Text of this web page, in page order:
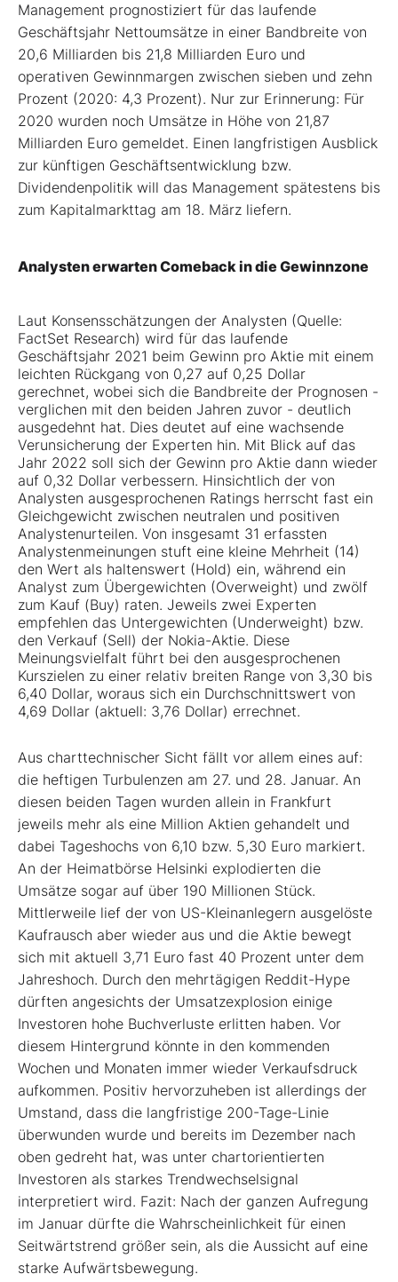
Management prognostiziert für das laufende
Geschäftsjahr Nettoumsätze in einer Bandbreite von
20,6 Milliarden bis 21,8 Milliarden Euro und
operativen Gewinnmargen zwischen sieben und zehn
Prozent (2020: 4,3 Prozent). Nur zur Erinnerung: Für
2020 wurden noch Umsätze in Höhe von 21,87
Milliarden Euro gemeldet. Einen langfristigen Ausblick
zur künftigen Geschäftsentwicklung bzw.
Dividendenpolitik will das Management spätestens bis
zum Kapitalmarkttag am 18. März liefern.
Analysten erwarten Comeback in die Gewinnzone
Laut Konsensschätzungen der Analysten (Quelle:
FactSet Research) wird für das laufende
Geschäftsjahr 2021 beim Gewinn pro Aktie mit einem
leichten Rückgang von 0,27 auf 0,25 Dollar
gerechnet, wobei sich die Bandbreite der Prognosen -
verglichen mit den beiden Jahren zuvor - deutlich
ausgedehnt hat. Dies deutet auf eine wachsende
Verunsicherung der Experten hin. Mit Blick auf das
Jahr 2022 soll sich der Gewinn pro Aktie dann wieder
auf 0,32 Dollar verbessern. Hinsichtlich der von
Analysten ausgesprochenen Ratings herrscht fast ein
Gleichgewicht zwischen neutralen und positiven
Analystenurteilen. Von insgesamt 31 erfassten
Analystenmeinungen stuft eine kleine Mehrheit (14)
den Wert als haltenswert (Hold) ein, während ein
Analyst zum Übergewichten (Overweight) und zwölf
zum Kauf (Buy) raten. Jeweils zwei Experten
empfehlen das Untergewichten (Underweight) bzw.
den Verkauf (Sell) der Nokia-Aktie. Diese
Meinungsvielfalt führt bei den ausgesprochenen
Kurszielen zu einer relativ breiten Range von 3,30 bis
6,40 Dollar, woraus sich ein Durchschnittswert von
4,69 Dollar (aktuell: 3,76 Dollar) errechnet.
Aus charttechnischer Sicht fällt vor allem eines auf:
die heftigen Turbulenzen am 27. und 28. Januar. An
diesen beiden Tagen wurden allein in Frankfurt
jeweils mehr als eine Million Aktien gehandelt und
dabei Tageshochs von 6,10 bzw. 5,30 Euro markiert.
An der Heimatbörse Helsinki explodierten die
Umsätze sogar auf über 190 Millionen Stück.
Mittlerweile lief der von US-Kleinanlegern ausgelöste
Kaufrausch aber wieder aus und die Aktie bewegt
sich mit aktuell 3,71 Euro fast 40 Prozent unter dem
Jahreshoch. Durch den mehrtägigen Reddit-Hype
dürften angesichts der Umsatzexplosion einige
Investoren hohe Buchverluste erlitten haben. Vor
diesem Hintergrund könnte in den kommenden
Wochen und Monaten immer wieder Verkaufsdruck
aufkommen. Positiv hervorzuheben ist allerdings der
Umstand, dass die langfristige 200-Tage-Linie
überwunden wurde und bereits im Dezember nach
oben gedreht hat, was unter chartorientierten
Investoren als starkes Trendwechselsignal
interpretiert wird. Fazit: Nach der ganzen Aufregung
im Januar dürfte die Wahrscheinlichkeit für einen
Seitwärtstrend größer sein, als die Aussicht auf eine
starke Aufwärtsbewegung.